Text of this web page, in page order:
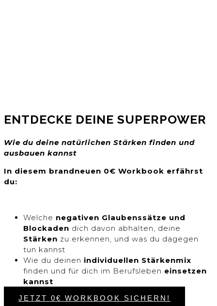
ENTDECKE DEINE SUPERPOWER
Wie du deine natürlichen Stärken finden und
ausbauen kannst
In diesem brandneuen 0€ Workbook erfährst
du:
Welche negativen Glaubenssätze und
Blockaden dich davon abhalten, deine
Stärken zu erkennen, und was du dagegen
tun kannst
Wie du deinen individuellen Stärkenmix
finden und für dich im Berufsleben einsetzen
kannst
JETZT 0€ WORKBOOK SICHERN!